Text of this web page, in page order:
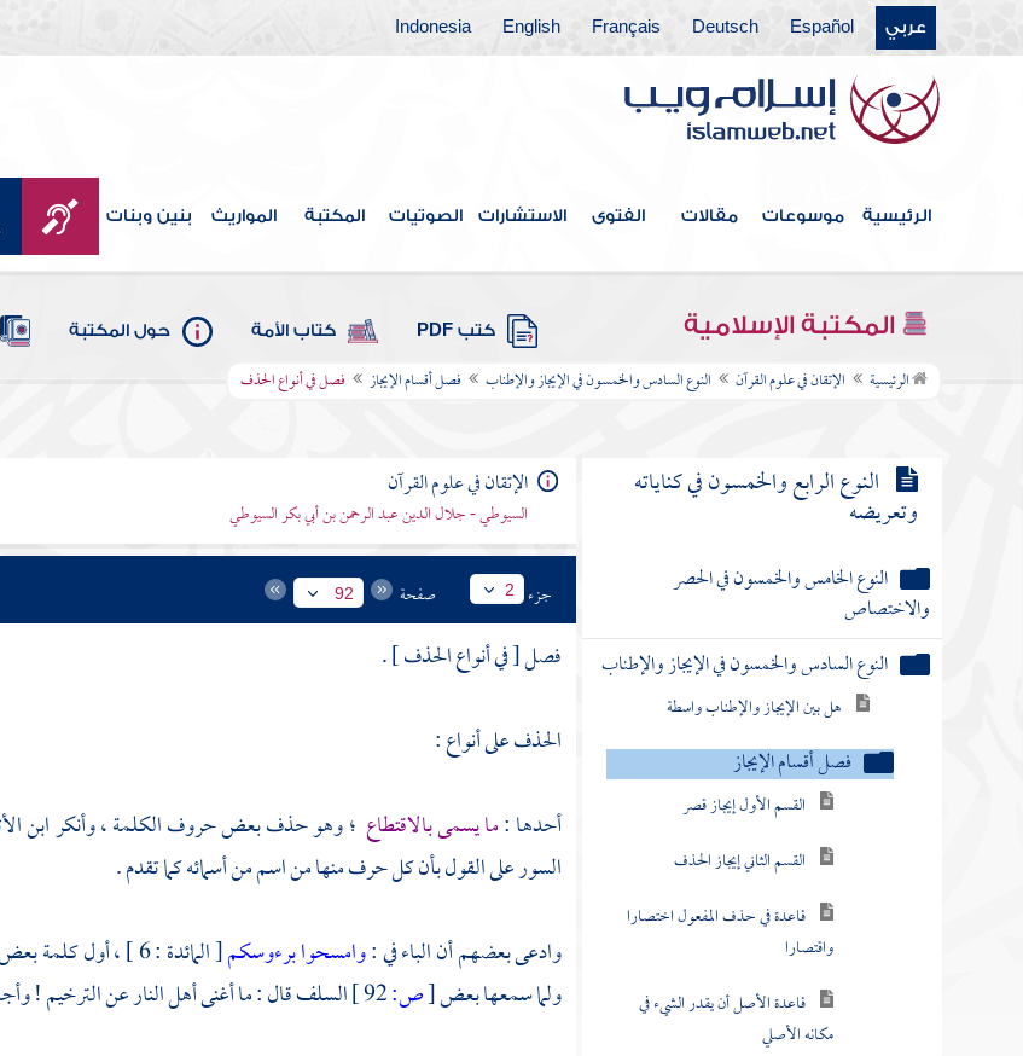
عربي Español
Deutsch
Français
English
Indonesia
الرئيسية موسوعات مقالات الفتوى الاستشارات الصوتيات المكتبة المواريث بنين وبنات
المكتبة الإسلامية كتب PDF كتاب الأمة حول المكتبة
الرئيسية الإتقان في علوم القرآن النوع السادس والخمسون في الإيجاز والإطناب فصل أقسام الإيجاز فصل في أنواع الحذف
الاختلاف والتناقض
النوع التاسع والأربعون في مطلقه
ومقيده
النوع الرابع والخمسون في كناياته
وتعريضه
النوع الخامس والخمسون في الحصر
والاختصاص
النوع السادس والخمسون في الإيجاز والإطناب
هل بين الإيجاز والإطناب واسطة
فصل أقسام الإيجاز
القسم الأول إيجاز قصر
القسم الثاني إيجاز الحذف
قاعدة في حذف المفعول اختصارا
واقتصارا
قاعدة الأصل أن يقدر الشيء في
مكانه الأصلي
الإتقان في علوم القرآن
السيوطي - جلال الدين عبد الرحمن بن أبي بكر السيوطي
جزء 2 صفحة 92
فصل [ في أنواع الحذف ] .
الحذف على أنواع :
أحدها :ما يسمى بالاقتطاع ؛ وهو حذف بعض حروف الكلمة ، وأنكرابن
السور على القول بأن كل حرف منها من اسم من أسمائه كما تقدم .
وادعى بعضهم أن الباء في :وامسحوا برءوسكم
[ المائدة : 6 ] ،
ولما سمعها بعض[ص:
السلف قال : ما أغنى أهل النار عن الترخيم !